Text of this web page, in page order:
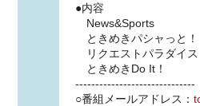
●内容
News&Sports
ときめきパシャっと
リクエストパラダイス
ときめきDo It！
------------------------------
○番組メールアドレス：